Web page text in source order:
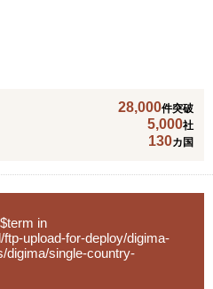
気通貫支援
の分析/評価/最適化、およ
スト削減
補調査、規制調査、スタート
28,000件突破
5,000社
130カ国
in
upload-for-deploy/digima-
digima/single-country-